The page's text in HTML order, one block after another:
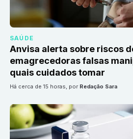
SAÚDE
Anvisa alerta sobre riscos
emagrecedoras falsas
quais cuidados tomar
há cerca de 15 horas, por Redação Sara